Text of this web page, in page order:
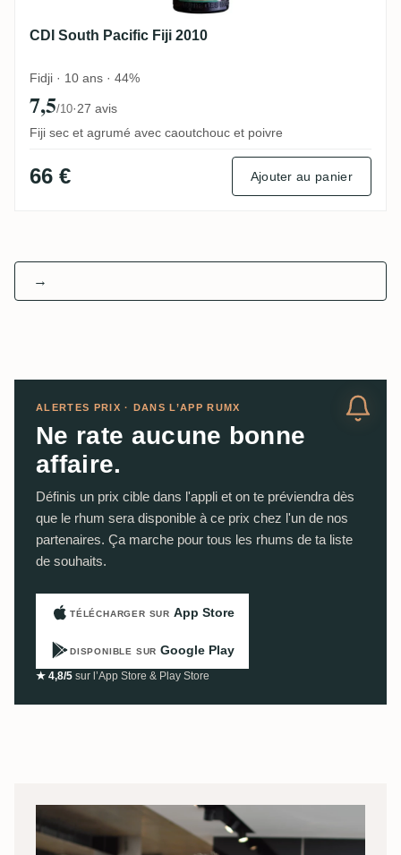
CDI South Pacific Fiji 2010
Fidji · 10 ans · 44%
7,5/10·27 avis
Fiji sec et agrumé avec caoutchouc et poivre
66 € Ajouter au panier
→
ALERTES PRIX · DANS L’APP RUMX
Ne rate aucune bonne
affaire.
Définis un prix cible dans l'appli et on te préviendra dès
que le rhum sera disponible à ce prix chez l'un de nos
partenaires. Ça marche pour tous les rhums de ta liste
de souhaits.
TÉLÉCHARGER SUR App Store
DISPONIBLE SUR Google Play
★ 4,8/5 sur l’App Store & Play Store